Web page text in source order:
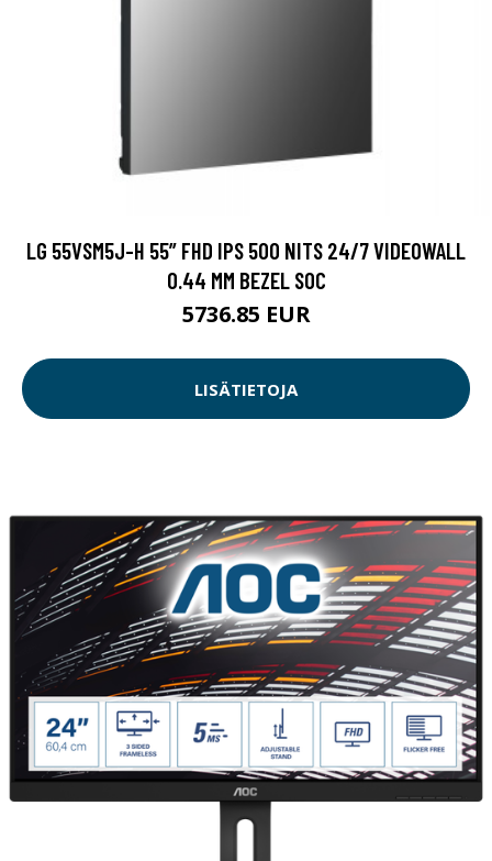
LG 55VSM5J-H 55” FHD IPS 500 NITS 24/7 VIDEOWALL
0.44 MM BEZEL SOC
5736.85 EUR
LISÄTIETOJA